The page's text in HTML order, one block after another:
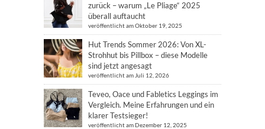
zurück – warum „Le Pliage“ 2025
überall auftaucht
veröffentlicht am Oktober 19, 2025
Hut Trends Sommer 2026: Von XL-
Strohhut bis Pillbox – diese Modelle
sind jetzt angesagt
veröffentlicht am Juli 12, 2026
Teveo, Oace und Fabletics Leggings im
Vergleich. Meine Erfahrungen und ein
klarer Testsieger!
veröffentlicht am Dezember 12, 2025